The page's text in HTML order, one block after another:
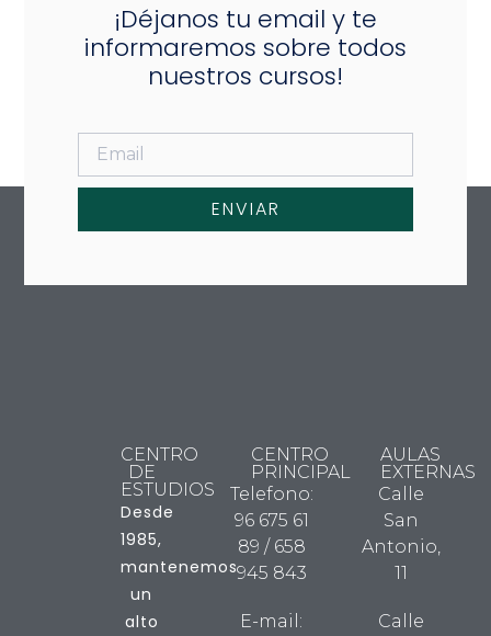
¡Déjanos tu email y te
informaremos sobre todos
nuestros cursos!
ENVIAR
CENTRO
DE
ESTUDIOS
Desde
1985,
mantenemos
un
alto
CENTRO
PRINCIPAL
Telefono:
96 675 61
89 / 658
945 843
E-mail:
AULAS
EXTERNAS
Calle
San
Antonio,
11
Calle